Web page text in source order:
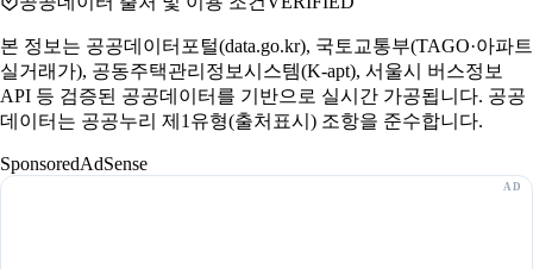
본 정보는 공공데이터포털(data.go.kr), 국토교통부(TAGO·아파트
실거래가), 공동주택관리정보시스템(K-apt), 서울시 버스정보
API 등 검증된 공공데이터를 기반으로 실시간 가공됩니다. 공공
데이터는 공공누리 제1유형(출처표시) 조항을 준수합니다.
SponsoredAdSense